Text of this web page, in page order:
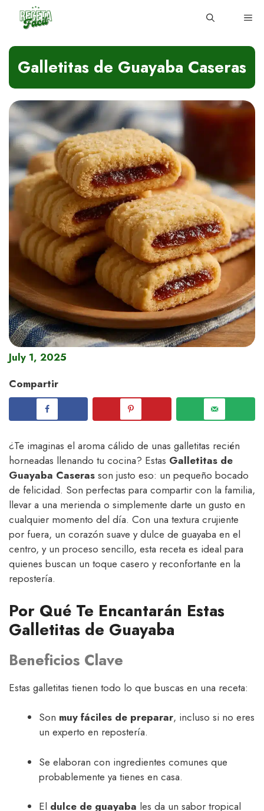
Galletitas de Guayaba Caseras
July 1, 2025
Compartir
¿Te imaginas el aroma cálido de unas galletitas recién
horneadas llenando tu cocina? Estas Galletitas de
Guayaba Caseras son justo eso: un pequeño bocado
de felicidad. Son perfectas para compartir con la familia,
llevar a una merienda o simplemente darte un gusto en
cualquier momento del día. Con una textura crujiente
por fuera, un corazón suave y dulce de guayaba en el
centro, y un proceso sencillo, esta receta es ideal para
quienes buscan un toque casero y reconfortante en la
repostería.
Por Qué Te Encantarán Estas
Galletitas de Guayaba
Beneficios Clave
Estas galletitas tienen todo lo que buscas en una receta:
Son muy fáciles de preparar, incluso si no eres
un experto en repostería.
Se elaboran con ingredientes comunes que
probablemente ya tienes en casa.
El dulce de guayaba les da un sabor tropical